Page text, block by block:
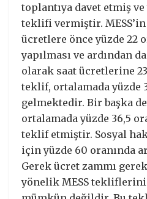
toplantıya davet etmiş
teklifi vermiştir.
ücretlere önce yüzde 22
yapılması ve ardından
olarak saat ücretlerine
teklif, ortalamada yüzde
gelmektedir. Bir başka
ortalamada yüzde 36,5
teklif etmiştir. Sosyal
için yüzde 60 oranında
Gerek ücret zammı
yönelik MESS